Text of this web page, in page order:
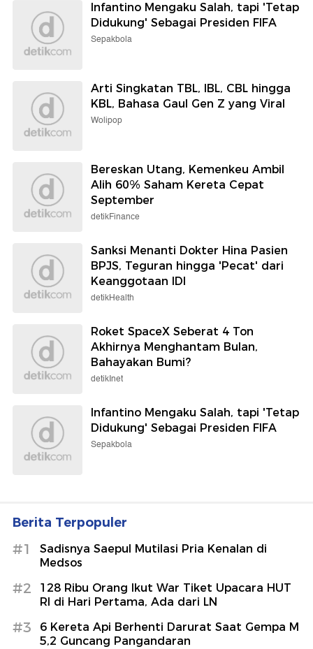
Infantino Mengaku Salah, tapi 'Tetap
Didukung' Sebagai Presiden FIFA
Sepakbola
Arti Singkatan TBL, IBL, CBL hingga
KBL, Bahasa Gaul Gen Z yang Viral
Wolipop
Bereskan Utang, Kemenkeu Ambil
Alih 60% Saham Kereta Cepat
September
detikFinance
Sanksi Menanti Dokter Hina Pasien
BPJS, Teguran hingga 'Pecat' dari
Keanggotaan IDI
detikHealth
Roket SpaceX Seberat 4 Ton
Akhirnya Menghantam Bulan,
Bahayakan Bumi?
detikInet
Infantino Mengaku Salah, tapi 'Tetap
Didukung' Sebagai Presiden FIFA
Sepakbola
Berita Terpopuler
#1
Sadisnya Saepul Mutilasi Pria Kenalan di
Medsos
#2
128 Ribu Orang Ikut War Tiket Upacara HUT
RI di Hari Pertama, Ada dari LN
#3
6 Kereta Api Berhenti Darurat Saat Gempa M
5,2 Guncang Pangandaran